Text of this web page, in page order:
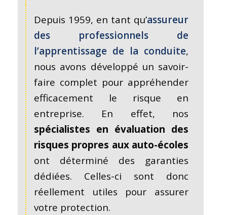
Depuis 1959, en tant qu’assureur
des professionnels de
l’apprentissage de la conduite,
nous avons développé un savoir-
faire complet pour appréhender
efficacement le risque en
entreprise. En effet, nos
spécialistes en évaluation des
risques propres aux auto-écoles
ont déterminé des garanties
dédiées. Celles-ci sont donc
réellement utiles pour assurer
votre protection.